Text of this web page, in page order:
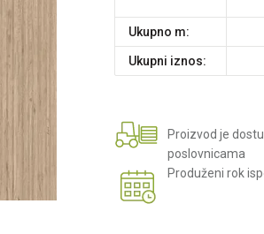
Ukupno m:
Ukupni iznos:
Proizvod je
poslovnicama
Produženi rok